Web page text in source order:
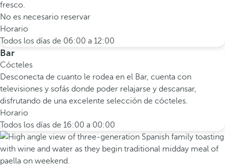
fresco.
No es necesario reservar
Horario
Todos los días de 06:00 a 12:00
Bar
Cócteles
Desconecta de cuanto le rodea en el Bar, cuenta con
televisiones y sofás donde poder relajarse y descansar,
disfrutando de una excelente selección de cócteles.
Horario
Todos los días de 16:00 a 00:00